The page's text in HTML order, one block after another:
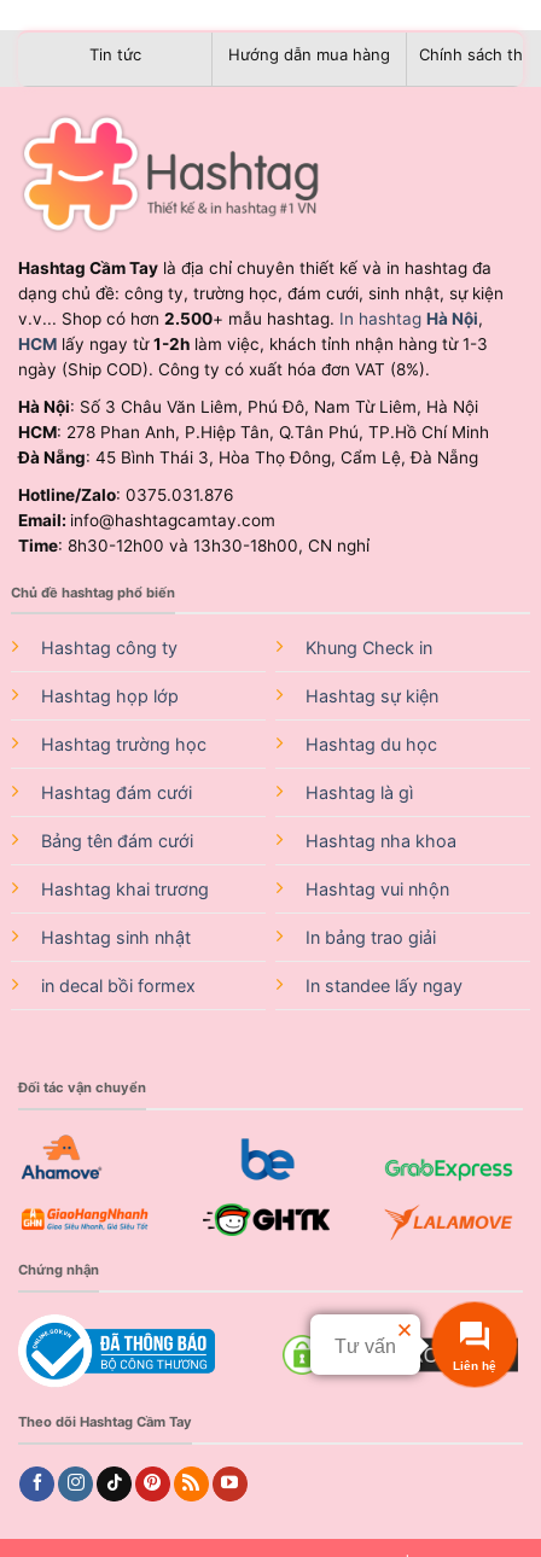
Tin tức Hướng dẫn mua hàng Chính sách
Hashtag Cầm Tay là địa chỉ chuyên thiết kế và in hashtag đa
dạng chủ đề: công ty, trường học, đám cưới, sinh nhật, sự kiện
v.v... Shop có hơn 2.500+ mẫu hashtag. In hashtag Hà Nội,
HCM lấy ngay từ1-2h làm việc, khách tỉnh nhận hàng từ 1-3
ngày (Ship COD). Công ty có xuất hóa đơn VAT (8%).
Hà Nội: Số 3 Châu Văn Liêm, Phú Đô, Nam Từ Liêm, Hà Nội
HCM: 278 Phan Anh, P.Hiệp Tân, Q.Tân Phú, TP.Hồ Chí Minh
Đà Nẵng: 45 Bình Thái 3, Hòa Thọ Đông, Cẩm Lệ, Đà Nẵng
Hotline/Zalo: 0375.031.876
Email: info@hashtagcamtay.com
Time: 8h30-12h00 và 13h30-18h00, CN nghỉ
Chủ đề hashtag phổ biến
Hashtag công ty
Hashtag họp lớp
Hashtag trường học
Hashtag đám cưới
Bảng tên đám cưới
Hashtag khai trương
Hashtag sinh nhật
in decal bồi formex
Khung Check in
Hashtag sự kiện
Hashtag du học
Hashtag là gì
Hashtag nha khoa
Hashtag vui nhộn
In bảng trao giải
In standee lấy ngay
Đối tác vận chuyển
Chứng nhận
Theo dõi Hashtag Cầm Tay
Liên hệ
Tư vấn